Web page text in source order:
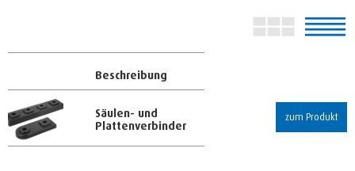
Beschreibung
Säulen- und
Plattenverbinder
zum Produkt